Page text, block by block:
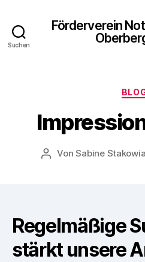
Suchen
Förderverein
Beitragsautor
VonSabine
Regelmäßige
stärkt unsere